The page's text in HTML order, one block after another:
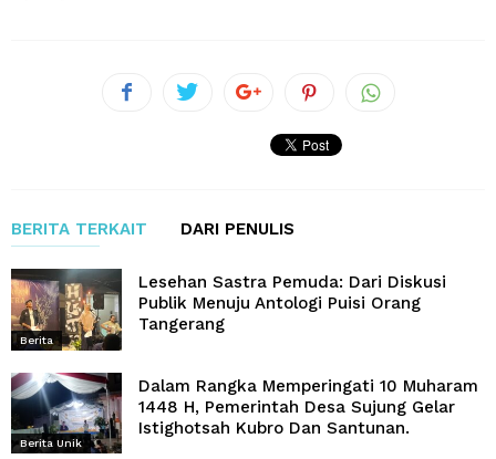
BERITA TERKAIT DARI PENULIS
Berita
Lesehan Sastra Pemuda: Dari Diskusi
Publik Menuju Antologi Puisi Orang
Tangerang
Berita Unik
Dalam Rangka Memperingati 10 Muharam
1448 H, Pemerintah Desa Sujung Gelar
Istighotsah Kubro Dan Santunan.